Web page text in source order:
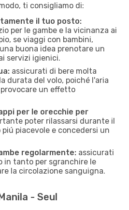
ti consigliamo di:
il tuo posto:
per le gambe e la vicinanza ai
se viaggi con bambini,
buona idea prenotare un
servizi igienici.
assicurati di bere molta
durata del volo, poiché l'aria
un effetto
per le orecchie per
poter rilassarsi durante il
piacevole e concedersi un
regolarmente: assicurati
in tanto per sgranchire le
la circolazione sanguigna.
- Seul